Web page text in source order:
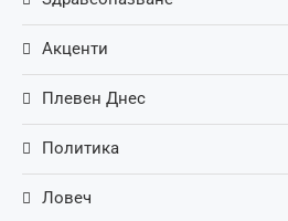
Акценти
Плевен Днес
Политика
Ловеч